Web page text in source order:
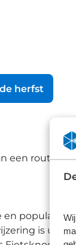
herfst
een route
populaire
is